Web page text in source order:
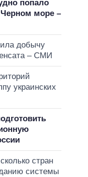
попало
море –
добычу
– СМИ
украинских
стран
системы